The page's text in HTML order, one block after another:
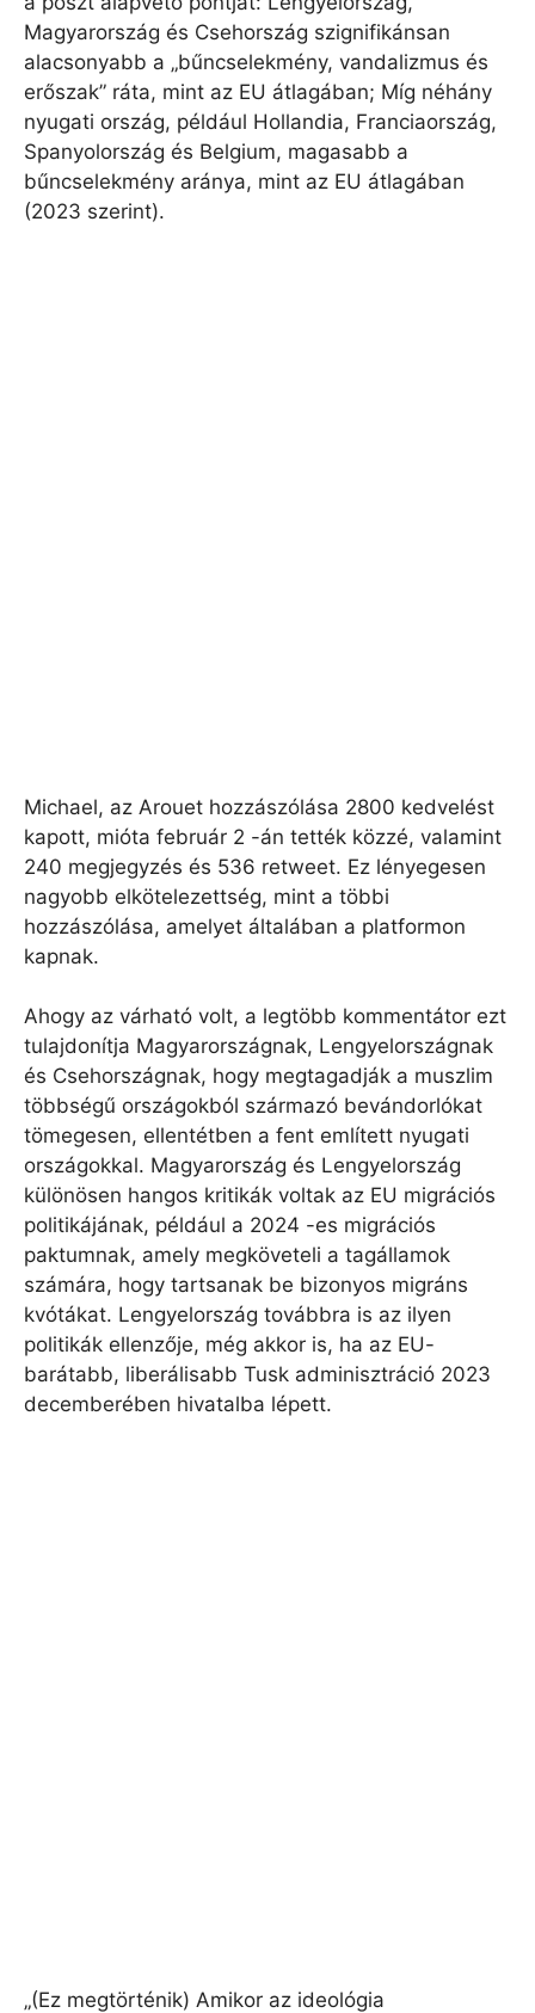
Magyarország és Csehország szignifikánsan
alacsonyabb a „bűncselekmény, vandalizmus és
erőszak” ráta, mint az EU átlagában; Míg néhány
nyugati ország, például Hollandia, Franciaország,
Spanyolország és Belgium, magasabb a
bűncselekmény aránya, mint az EU átlagában
(2023 szerint).
Michael, az Arouet hozzászólása 2800 kedvelést
kapott, mióta február 2 -án tették közzé, valamint
240 megjegyzés és 536 retweet. Ez lényegesen
nagyobb elkötelezettség, mint a többi
hozzászólása, amelyet általában a platformon
kapnak.
Ahogy az várható volt, a legtöbb kommentátor ezt
tulajdonítja Magyarországnak, Lengyelországnak
és Csehországnak, hogy megtagadják a muszlim
többségű országokból származó bevándorlókat
tömegesen, ellentétben a fent említett nyugati
országokkal. Magyarország és Lengyelország
különösen hangos kritikák voltak az EU migrációs
politikájának, például a 2024 -es migrációs
paktumnak, amely megköveteli a tagállamok
számára, hogy tartsanak be bizonyos migráns
kvótákat. Lengyelország továbbra is az ilyen
politikák ellenzője, még akkor is, ha az EU-
barátabb, liberálisabb Tusk adminisztráció 2023
decemberében hivatalba lépett.
„(Ez megtörténik) Amikor az ideológia